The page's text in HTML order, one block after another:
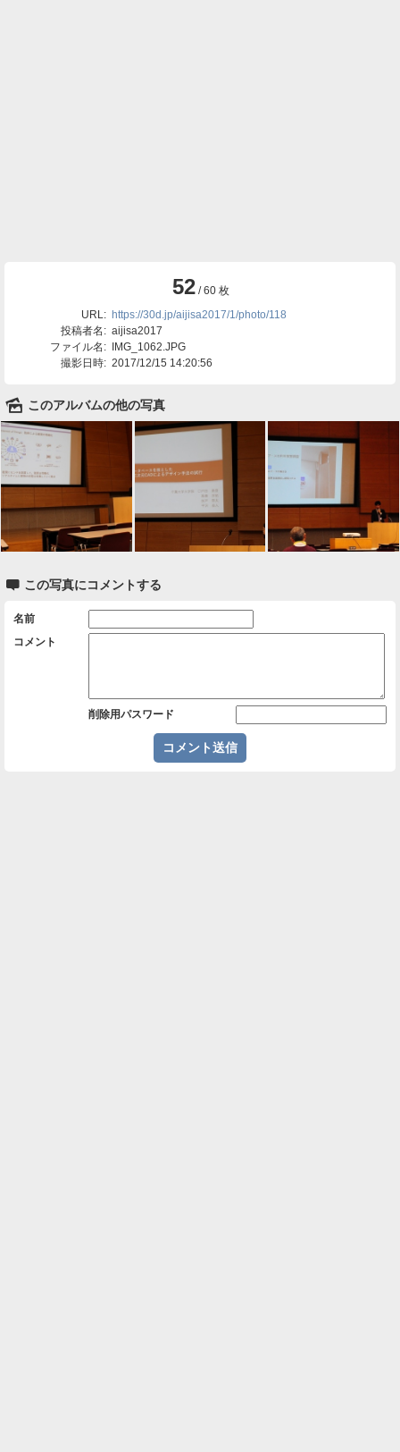
52/ 60 枚
URL: https://30d.jp/aijisa2017/1/photo/118
投稿者名: aijisa2017
ファイル名: IMG_1062.JPG
撮影日時: 2017/12/15 14:20:56
🌄 このアルバムの他の写真
 この写真にコメントする
名前
コメント
削除用パスワード